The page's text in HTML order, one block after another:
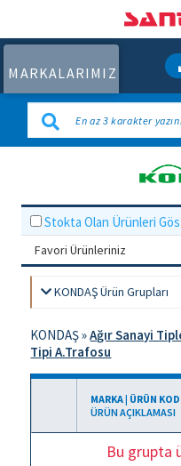
MARKALARIMIZ
Stokta Olan Ürünleri
Favori Ürünleriniz
KONDAŞ Ürün Grupları
KONDAŞ»Ağır Sanayi
Tipi A.Trafosu
MARKA | ÜRÜN
ÜRÜN AÇIKLAMASI
Bu grupta